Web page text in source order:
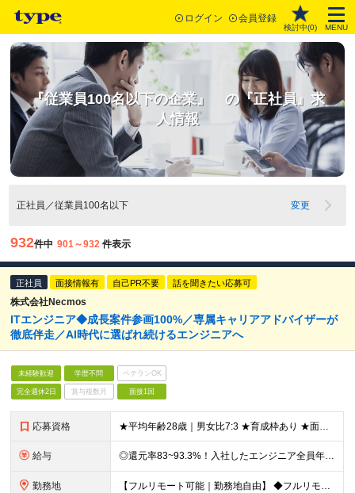
ログイン 会員登録
検討中(0) MENU
『従業員100名以下の企業』 の『正社員』求
人情報
正社員／従業員100名以下 変更
932件中 901～932 件表示
正社員 面接情報有 自己PR不要 話を聞きたい応募可
株式会社Necmos
ITエンジニア◆成長案件参画100%／専属キャリアアドバイザーが
徹底伴走／AI時代に選ばれ続けるエンジニアへ
未経験歓迎 学歴不問 ベテランOK
完全週休2日 賞与複数月 面接1回
応募資格 ★平均年齢28歳｜男女比7:3 ★育成枠あり ★面接1回スピード選考 ★20代～30代活躍中 ★学歴不問 ＼日常的にAIを活用している方は大歓迎！／ ◎経験者 何らかの開発・設計構築の経験をお持ち
給与 ◎還元率83~93.3%！入社したエンジニア全員年収UP（平均160万円UP/平均月給45万円） ◎上昇還元率制・単価連動型⇒会社利益は最大10万円！残り全てを還元 ◎平均月単価は67万円 月給40
勤務地 【フルリモート可能｜勤務地自由】 ◆フルリモート多数！全国どこでも、好きな場所で働ける ◆UIターン歓迎！転勤なし ◆リモートワーク／出社も自由に選べる 【本社】 〒155-0032 東京都世田谷区